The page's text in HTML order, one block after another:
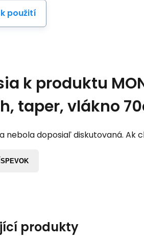
použití
k produktu
taper, vlákno
nebola doposiaľ diskutovaná.
produkty